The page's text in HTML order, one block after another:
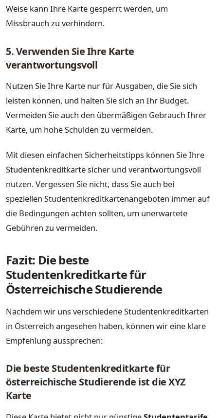
Weise kann Ihre Karte gesperrt werden, um
Missbrauch zu verhindern.
5. Verwenden Sie Ihre Karte
verantwortungsvoll
Nutzen Sie Ihre Karte nur für Ausgaben, die Sie sich
leisten können, und halten Sie sich an Ihr Budget.
Vermeiden Sie auch den übermäßigen Gebrauch Ihrer
Karte, um hohe Schulden zu vermeiden.
Mit diesen einfachen Sicherheitstipps können Sie Ihre
Studentenkreditkarte sicher und verantwortungsvoll
nutzen. Vergessen Sie nicht, dass Sie auch bei
speziellen Studentenkreditkartenangeboten immer auf
die Bedingungen achten sollten, um unerwartete
Gebühren zu vermeiden.
Fazit: Die beste
Studentenkreditkarte für
Österreichische Studierende
Nachdem wir uns verschiedene Studentenkreditkarten
in Österreich angesehen haben, können wir eine klare
Empfehlung aussprechen:
Die beste Studentenkreditkarte für
österreichische Studierende ist die XYZ
Karte